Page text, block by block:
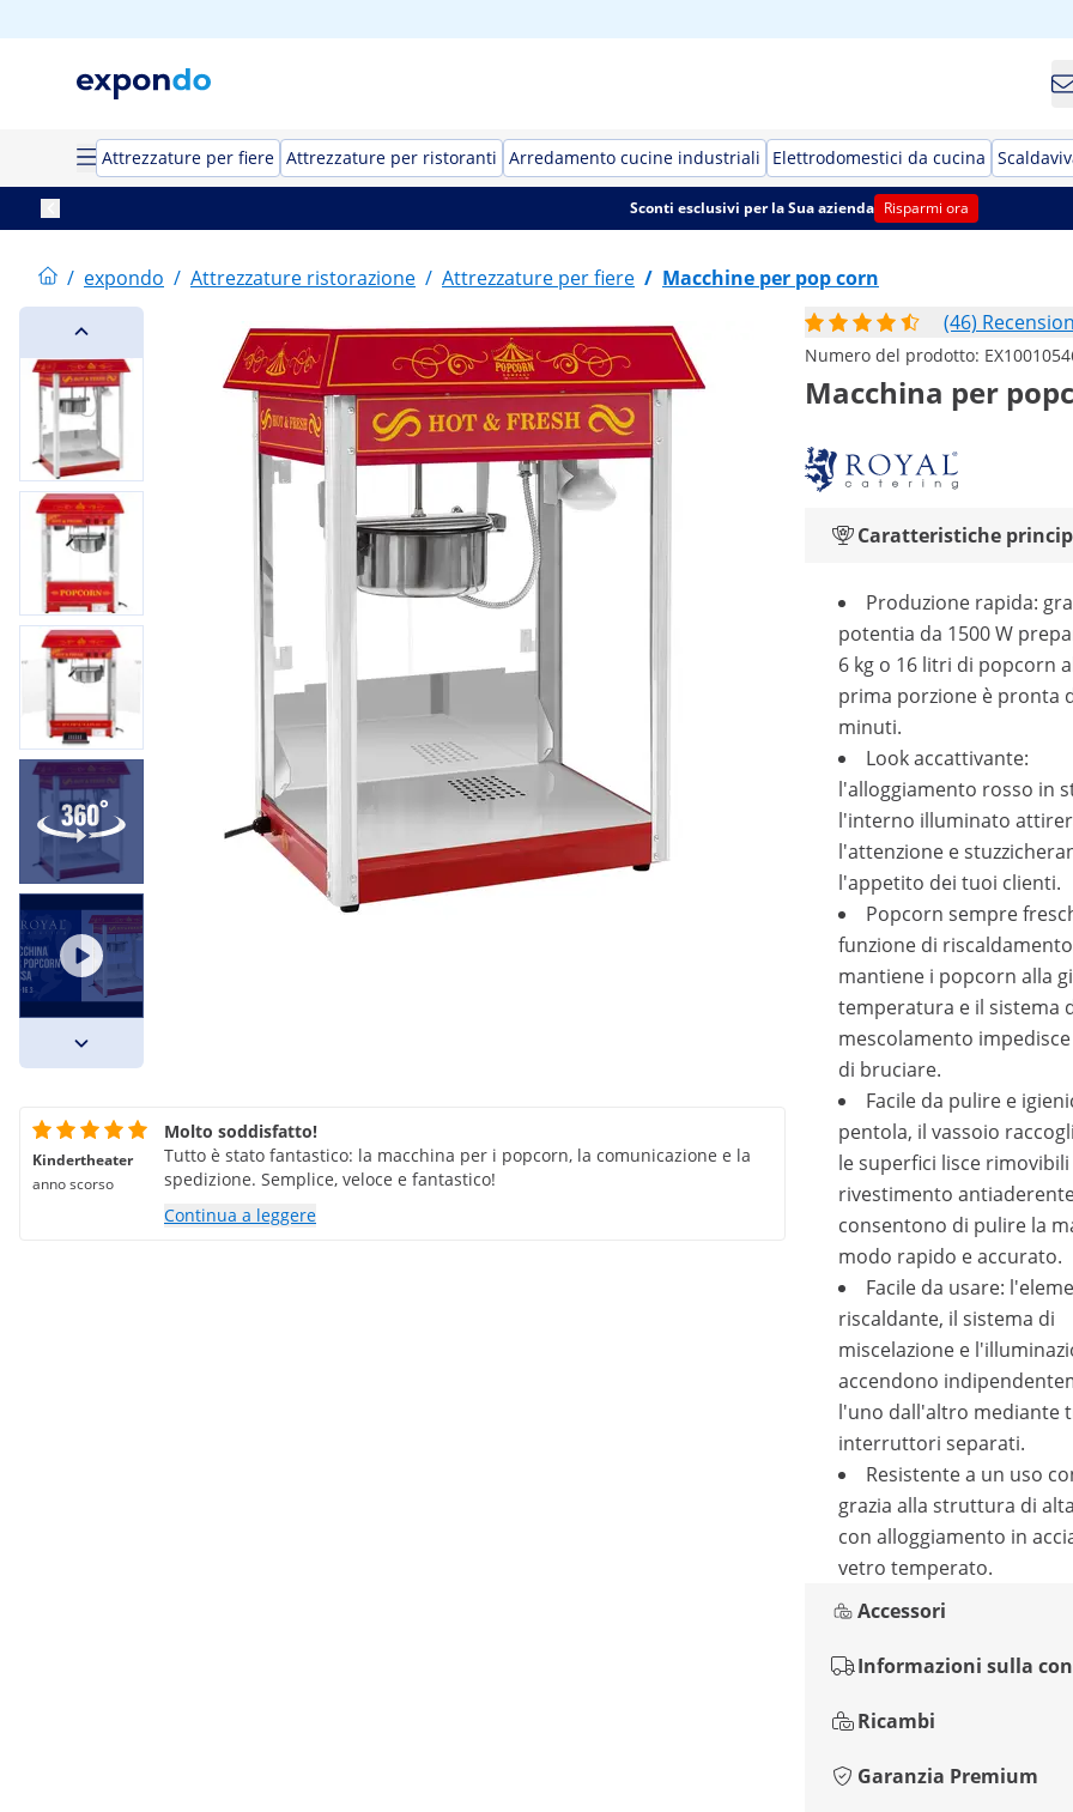
Attrezzature per fiere Attrezzature per ristoranti Arredamento cucine industriali Elettrodomestici da cucina
Sconti esclusivi per la Sua azienda Risparmi ora
/ expondo / Attrezzature ristorazione / Attrezzature per fiere / Macchine per pop corn
(46)
Numero del prodotto:
Macchina per
Caratteristiche
Produzione rapida:
potentia da 1500 W
6 kg o 16 litri di popcorn
prima porzione è pronta
minuti.
Look accattivante:
l'alloggiamento rosso in
l'interno illuminato
l'attenzione e
l'appetito dei tuoi clienti.
Popcorn sempre
funzione di
mantiene i popcorn alla
temperatura e il sistema
mescolamento
di bruciare.
Facile da pulire e
pentola, il vassoio
le superfici lisce
rivestimento
consentono di pulire la
modo rapido e accurato.
Facile da usare:
riscaldante, il sistema di
miscelazione e
accendono
l'uno dall'altro mediante
interruttori separati.
Resistente a un uso
grazia alla struttura di
con alloggiamento in
vetro temperato.
Accessori
Informazioni sulla
Ricambi
Garanzia Premium
Kindertheater
anno scorso
Molto soddisfatto!
Tutto è stato fantastico: la macchina per i popcorn, la comunicazione e la
spedizione. Semplice, veloce e fantastico!
Continua a leggere